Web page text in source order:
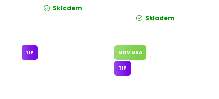
Skladem
Skladem
TIP NOVINKA
TIP